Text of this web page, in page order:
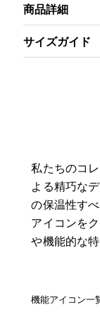
商品詳細
サイズガイド
私たちのコ
よる精巧な
の保温性す
アイコンを
や機能的な
機能アイコン一